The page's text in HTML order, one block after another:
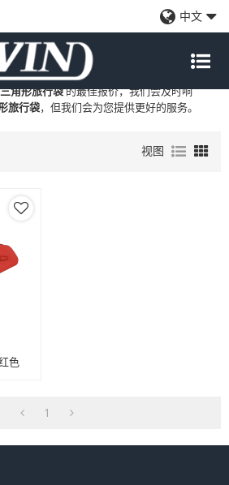
中文
业中国制造商和供应商，我们提供定制批发
品牌三角形旅行袋和
三角形旅行袋的最佳报价，我们会及时响
旅行袋，但我们会为您提供更好的服务。
视图
色
1